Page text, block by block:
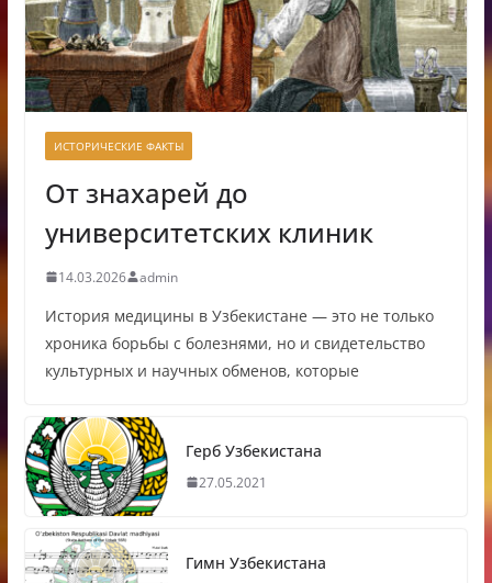
ИСТОРИЧЕСКИЕ ФАКТЫ
От знахарей до
университетских клиник
14.03.2026 admin
История медицины в Узбекистане — это не только
хроника борьбы с болезнями, но и свидетельство
культурных и научных обменов, которые
Герб Узбекистана
27.05.2021
Гимн Узбекистана